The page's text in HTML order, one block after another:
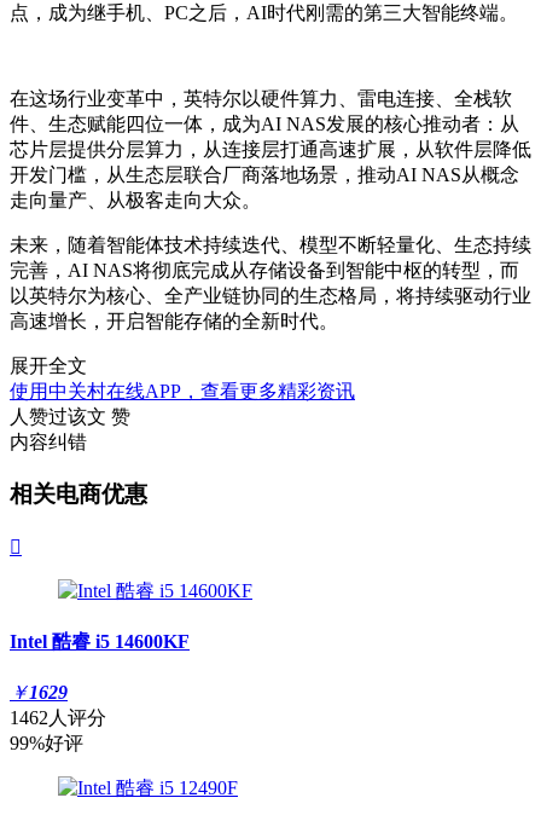
点，成为继手机、PC之后，AI时代刚需的第三大智能终端。
在这场行业变革中，英特尔以硬件算力、雷电连接、全栈软
件、生态赋能四位一体，成为AI NAS发展的核心推动者：从
芯片层提供分层算力，从连接层打通高速扩展，从软件层降低
开发门槛，从生态层联合厂商落地场景，推动AI NAS从概念
走向量产、从极客走向大众。
未来，随着智能体技术持续迭代、模型不断轻量化、生态持续
完善，AI NAS将彻底完成从存储设备到智能中枢的转型，而
以英特尔为核心、全产业链协同的生态格局，将持续驱动行业
高速增长，开启智能存储的全新时代。
展开全文
使用中关村在线APP，查看更多精彩资讯
人赞过该文 赞
内容纠错
相关电商优惠

Intel 酷睿 i5 14600KF
￥1629
1462人评分
99%好评